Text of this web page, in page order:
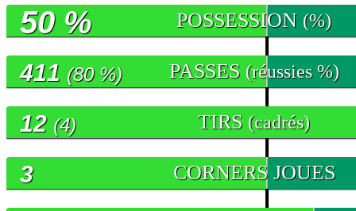
POSSESSION (%)
50 %
PASSES (réussies %)
411 (80 %)
TIRS (cadrés)
12 (4)
CORNERS JOUES
3